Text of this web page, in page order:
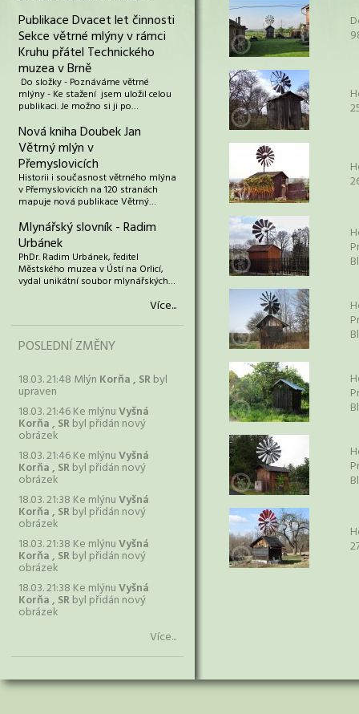
Publikace Dvacet let činnosti
Sekce větrné mlýny v rámci
Kruhu přátel Technického
muzea v Brně
Do složky - Poznáváme větrné
mlýny - Ke stažení jsem uložil celou
publikaci. Je možno si ji po…
Nová kniha Doubek Jan
Větrný mlýn v
Přemyslovicích
Historii i současnost větrného mlýna
v Přemyslovicích na 120 stranách
mapuje nová publikace Větrný…
Mlynářský slovník - Radim
Urbánek
PhDr. Radim Urbánek, ředitel
Městského muzea v Ústí na Orlicí,
vydal unikátní soubor mlynářských…
Více...
POSLEDNÍ ZMĚNY
18.03. 21:48 Mlýn Korňa , SRbyl
upraven
18.03. 21:46 Ke mlýnuVyšná
Korňa , SRbyl přidán nový
obrázek
18.03. 21:46 Ke mlýnuVyšná
Korňa , SRbyl přidán nový
obrázek
18.03. 21:38 Ke mlýnuVyšná
Korňa , SRbyl přidán nový
obrázek
18.03. 21:38 Ke mlýnuVyšná
Korňa , SRbyl přidán nový
obrázek
18.03. 21:38 Ke mlýnuVyšná
Korňa , SRbyl přidán nový
obrázek
Více...